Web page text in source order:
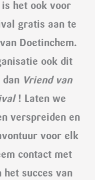
is het ook voor
gratis aan te
Doetinchem.
ook dit
Vriend van
! Laten we
verspreiden en
voor elk
contact met
het succes van